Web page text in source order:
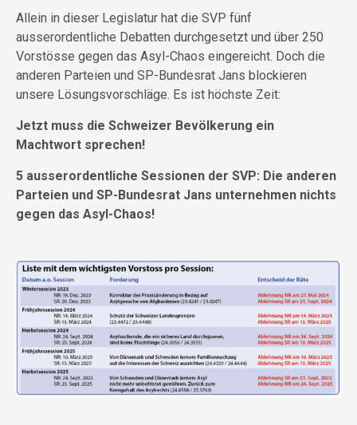
Allein in dieser Legislatur hat die SVP fünf
ausserordentliche Debatten durchgesetzt und über 250
Vorstösse gegen das Asyl-Chaos eingereicht. Doch die
anderen Parteien und SP-Bundesrat Jans blockieren
unsere Lösungsvorschläge. Es ist höchste Zeit:
Jetzt muss die Schweizer Bevölkerung ein
Machtwort sprechen!
5 ausserordentliche Sessionen der SVP: Die anderen
Parteien und SP-Bundesrat Jans unternehmen nichts
gegen das Asyl-Chaos!